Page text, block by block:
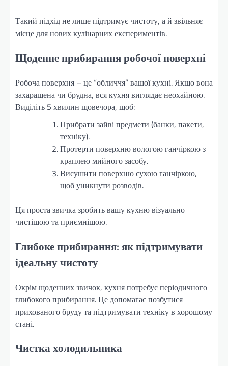
Такий підхід не лише підтримує чистоту, а й звільняє
місце для нових кулінарних експериментів.
Щоденне прибирання робочої поверхні
Робоча поверхня – це “обличчя” вашої кухні. Якщо вона
захаращена чи брудна, вся кухня виглядає неохайною.
Виділіть 5 хвилин щовечора, щоб:
Прибрати зайві предмети (банки, пакети,
техніку).
Протерти поверхню вологою ганчіркою з
краплею мийного засобу.
Висушити поверхню сухою ганчіркою,
щоб уникнути розводів.
Ця проста звичка зробить вашу кухню візуально
чистішою та приємнішою.
Глибоке прибирання: як підтримувати
ідеальну чистоту
Окрім щоденних звичок, кухня потребує періодичного
глибокого прибирання. Це допомагає позбутися
прихованого бруду та підтримувати техніку в хорошому
стані.
Чистка холодильника